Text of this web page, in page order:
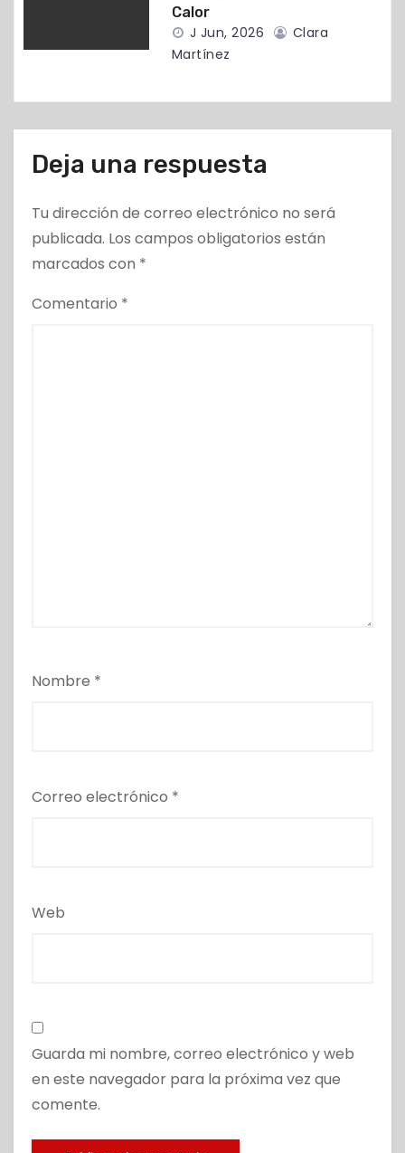
Calor
J Jun, 2026
Clara
Martínez
Deja una respuesta
Tu dirección de correo electrónico no será
publicada. Los campos obligatorios están
marcados con *
Comentario *
Nombre *
Correo electrónico *
Web
Guarda mi nombre, correo electrónico y web
en este navegador para la próxima vez que
comente.